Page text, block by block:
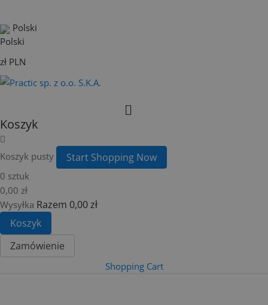
Polski
zł PLN
Koszyk
Koszyk pusty Start Shopping Now
0 sztuk
0,00 zł
Wysyłka Razem 0,00 zł
Koszyk
Zamówienie
Shopping Cart